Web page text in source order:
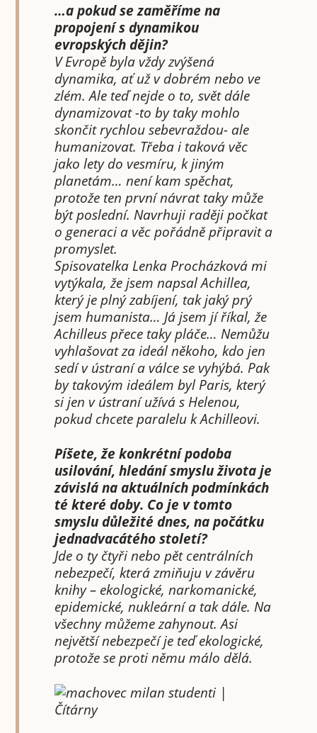
…a pokud se zaměříme na
propojení s dynamikou
evropských dějin?
V Evropě byla vždy zvýšená
dynamika, ať už v dobrém nebo ve
zlém. Ale teď nejde o to, svět dále
dynamizovat -to by taky mohlo
skončit rychlou sebevraždou- ale
humanizovat. Třeba i taková věc
jako lety do vesmíru, k jiným
planetám… není kam spěchat,
protože ten první návrat taky může
být poslední. Navrhuji raději počkat
o generaci a věc pořádně připravit a
promyslet.
Spisovatelka Lenka Procházková mi
vytýkala, že jsem napsal Achillea,
který je plný zabíjení, tak jaký prý
jsem humanista… Já jsem jí říkal, že
Achilleus přece taky pláče… Nemůžu
vyhlašovat za ideál někoho, kdo jen
sedí v ústraní a válce se vyhýbá. Pak
by takovým ideálem byl Paris, který
si jen v ústraní užívá s Helenou,
pokud chcete paralelu k Achilleovi.
Píšete, že konkrétní podoba
usilování, hledání smyslu života je
závislá na aktuálních podmínkách
té které doby. Co je v tomto
smyslu důležité dnes, na počátku
jednadvacátého století?
Jde o ty čtyři nebo pět centrálních
nebezpečí, která zmiňuju v závěru
knihy – ekologické, narkomanické,
epidemické, nukleární a tak dále. Na
všechny můžeme zahynout. Asi
největší nebezpečí je teď ekologické,
protože se proti němu málo dělá.